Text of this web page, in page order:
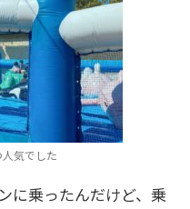
気でした
に乗ったんだけど、乗